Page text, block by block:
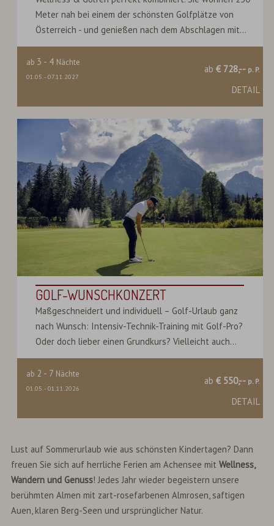
Meter nah bei einem der schönsten Golfplätze von
Österreich - und genießen nach dem Abschlagen mit...
ab 3 - 4 Nächte
01.05.-07.11.2027
ab € 728,-- p. P.
DETAIL
GOLF-WUNSCHKONZERT
Maßgeschneidert und individuell – Golf-Urlaub ganz
nach Wunsch: Intensiv-Technik-Training mit Golf-Pro?
Oder doch lieber einen Grundkurs? Vielleicht auch...
ab 2 - 7 Nächte
01.05.-01.11.2026
ab € 550,-- p. P.
DETAIL
Lust auf Sommerurlaub wie aus schönsten Kindertagen? Dann
freuen Sie sich auf herrliche Ferien am Achensee mitWellness,
Wandern und Genuss! Jedes Jahr wieder begeistern unsere
berühmten Almen mit zart-rosefarbenen Almrosen, saftigen
Auen, klaren Berg-Seen und ursprünglicher Natur.